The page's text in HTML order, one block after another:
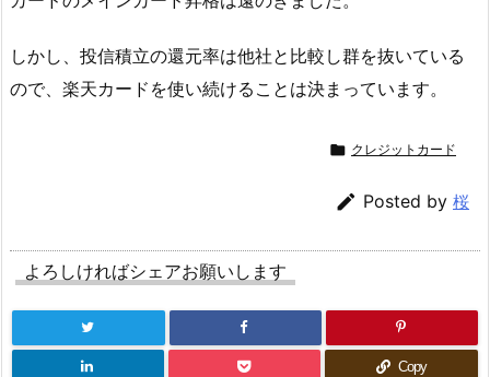
しかし、投信積立の還元率は他社と比較し群を抜いている
ので、楽天カードを使い続けることは決まっています。
 クレジットカード
 Posted by 桜
よろしければシェアお願いします
Copy